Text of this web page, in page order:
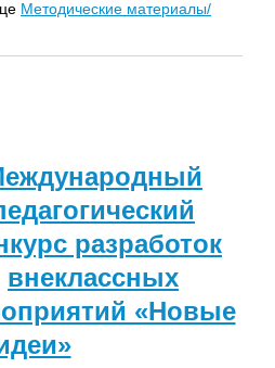
Методические материалы/
разработок
внеклассных
«Новые